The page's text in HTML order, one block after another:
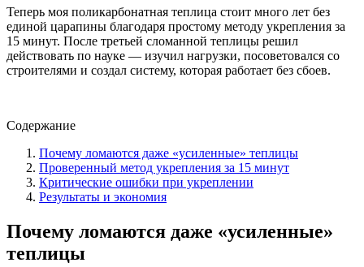
Теперь моя поликарбонатная теплица стоит много лет без
единой царапины благодаря простому методу укрепления за
15 минут. После третьей сломанной теплицы решил
действовать по науке — изучил нагрузки, посоветовался со
строителями и создал систему, которая работает без сбоев.
Содержание
Почему ломаются даже «усиленные» теплицы
Проверенный метод укрепления за 15 минут
Критические ошибки при укреплении
Результаты и экономия
Почему ломаются даже «усиленные»
теплицы